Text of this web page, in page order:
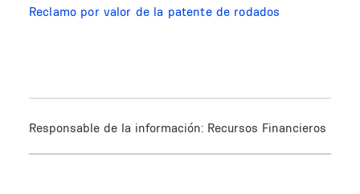
Reclamo por valor de la patente de rodados
Responsable de la información: Recursos Financieros